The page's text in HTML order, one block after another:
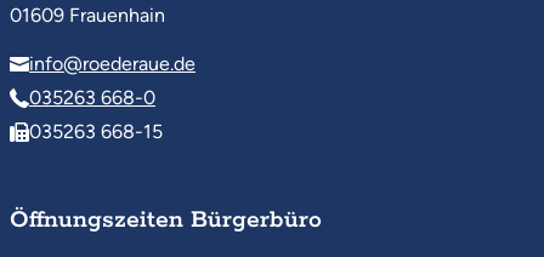
01609 Frauenhain
info@roederaue.de
035263 668-0
035263 668-15
Öffnungszeiten Bürgerbüro